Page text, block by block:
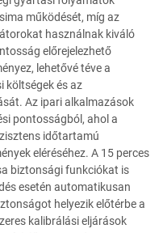
működését, míg az
használnak kiváló
előrejelezhető
lehetővé téve a
költségek és az
Az ipari alkalmazások
pontosságból, ahol a
időtartamú
eléréséhez. A 15 perces
biztonsági funkciókat is
esetén automatikusan
helyezik előtérbe a
kalibrálási eljárások